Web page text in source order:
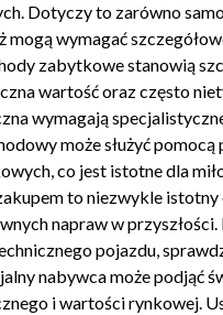
Dotyczy to zarówno
mogą wymagać
zabytkowe stanowią
wartość oraz często
wymagają
może służyć
co jest istotne dla
to niezwykle
napraw w
pojazdu,
nabywca może podjąć
i wartości rynkowej.